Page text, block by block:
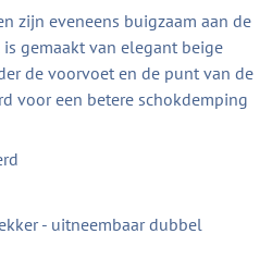
zijn eveneens buigzaam aan de
gemaakt van elegant beige
de voorvoet en de punt van de
voor een betere schokdemping
- uitneembaar dubbel